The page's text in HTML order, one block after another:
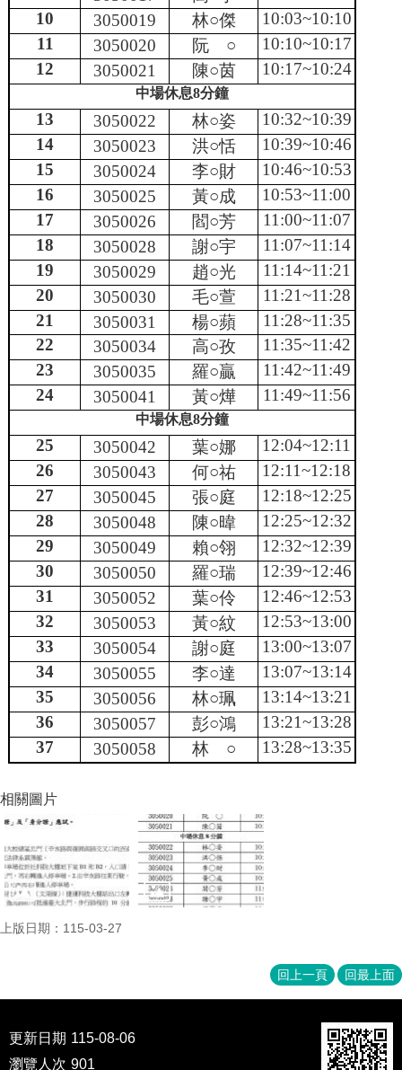
10
3050019 林○傑
10:03~10:10
11
3050020 阮 ○
10:10~10:17
12
3050021 陳○茵 10:17~10:24
中場休息8分鐘
13 3050022 林○姿
10:32~10:39
14
3050023 洪○恬
10:39~10:46
15
3050024 李○財
10:46~10:53
16
3050025 黃○成
10:53~11:00
17
3050026 閻○芳
11:00~11:07
18
3050028 謝○宇
11:07~11:14
19
3050029 趙○光
11:14~11:21
20
3050030 毛○萱
11:21~11:28
21
3050031 楊○蘋
11:28~11:35
22
3050034 高○孜
11:35~11:42
23
3050035 羅○贏
11:42~11:49
24
3050041 黃○燁 11:49~11:56
中場休息8分鐘
25 3050042 葉○娜
12:04~12:11
26
3050043 何○祐
12:11~12:18
27
3050045 張○庭
12:18~12:25
28
3050048 陳○暐
12:25~12:32
29
3050049 賴○翎
12:32~12:39
30
3050050 羅○瑞
12:39~12:46
31
3050052 葉○伶
12:46~12:53
32
3050053 黃○紋
12:53~13:00
33
3050054 謝○庭
13:00~13:07
34
3050055 李○達
13:07~13:14
35
3050056 林○珮
13:14~13:21
36
3050057 彭○鴻
13:21~13:28
37
3050058 林 ○ 13:28~13:35
相關圖片
上版日期：115-03-27
回上一頁 回最上面
更新日期 115-08-06
瀏覽人次 901